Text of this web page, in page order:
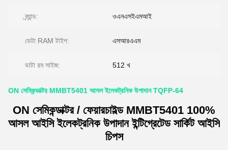
ব্র্যান্ড: ওএনএসইএমআই
ডেটা RAM টাইপ: এসআরএএম
ডাটা রম সাইজ: 512 খ
ON সেমিকন্ডাক্টর MMBT5401 আসল ইলেকট্রনিক উপাদান TQFP-64
ON সেমিকন্ডাক্টর / ফেয়ারচাইল্ড MMBT5401 100%
আসল আইসি ইলেকট্রনিক উপাদান ইন্টিগ্রেটেড সার্কিট আইসি
চিপস